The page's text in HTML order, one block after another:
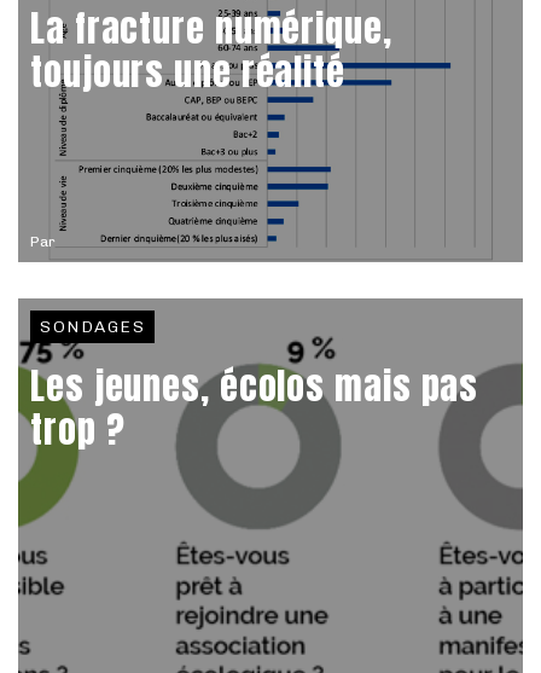
Par
La fracture numérique,
toujours une réalité
SONDAGES
Les jeunes, écolos mais pas
trop ?